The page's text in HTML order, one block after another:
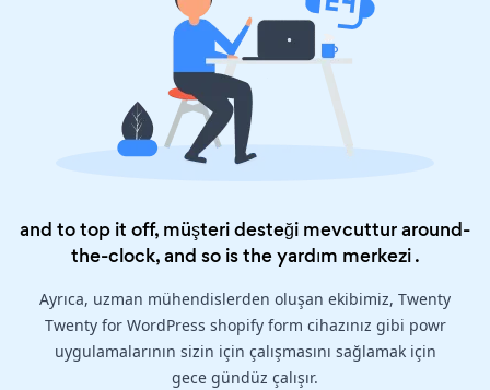
and to top it off, müşteri desteği mevcuttur around-
the-clock, and so is theyardım merkezi.
Ayrıca, uzman mühendislerden oluşan ekibimiz, Twenty
Twenty for WordPress shopify form cihazınız gibi powr
uygulamalarının sizin için çalışmasını sağlamak için
gece gündüz çalışır.